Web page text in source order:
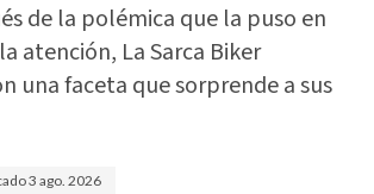
de la polémica que la puso en
atención, La Sarca Biker
una faceta que sorprende a sus
3 ago. 2026